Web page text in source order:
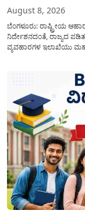
August 8, 2026
ಬೆಂಗಳೂರು: ರಾಷ್ಟ್ರೀಯ
ನಿರ್ದೇಶನದಂತೆ, ರಾಜ್ಯದ
ವ್ಯವಹಾರಗಳ ಇಲಾಖೆಯು